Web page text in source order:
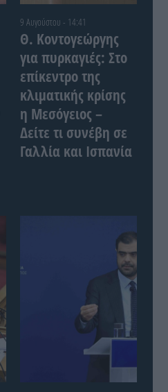
9 Αυγούστου - 14:41
Θ. Κοντογεώργης
για πυρκαγιές: Στο
επίκεντρο της
κλιματικής κρίσης
η Μεσόγειος –
Δείτε τι συνέβη σε
Γαλλία και Ισπανία